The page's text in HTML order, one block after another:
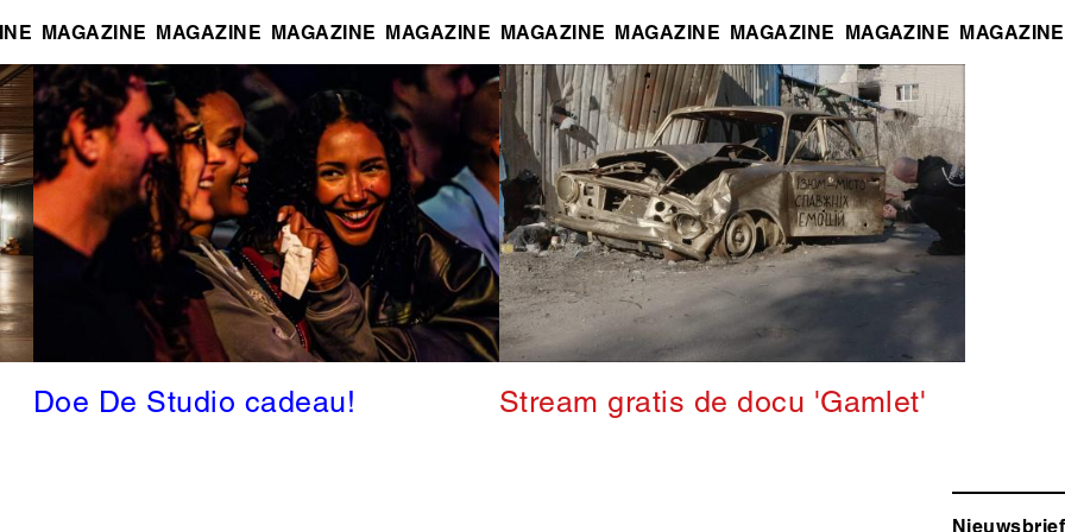
MAGAZINE MAGAZINE MAGAZINE MAGAZINE MAGAZINE MAGAZINE MAGAZINE MAGAZINE MAGAZINE
Doe De Studio cadeau! Stream gratis de docu 'Gamlet'